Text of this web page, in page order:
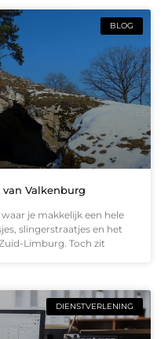
BLOG
Valkenburg
je makkelijk een hele
slingerstraatjes en het
Limburg. Toch zit
DIENSTVERLENING